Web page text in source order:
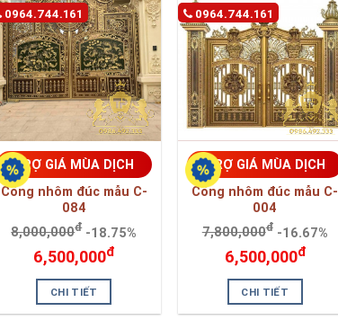
0964.744.161
TRỢ GIÁ MÙA DỊCH
Cổng nhôm đúc mẫu C-
084
8,000,000đ -18.75%
6,500,000đ
CHI TIẾT
0964.744.161
TRỢ GIÁ MÙA DỊCH
Cổng nhôm đúc mẫu C-
004
7,800,000đ -16.67%
6,500,000đ
CHI TIẾT